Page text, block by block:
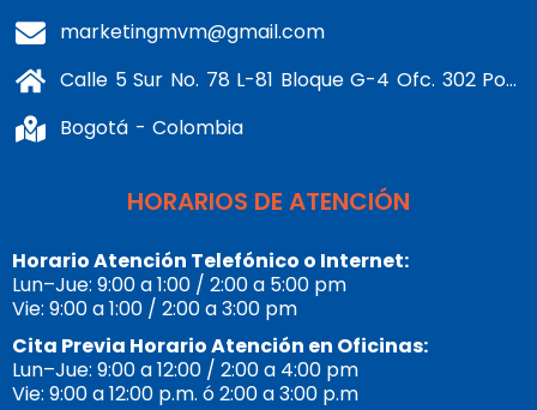
marketingmvm@gmail.com
Calle 5 Sur No. 78 L-81 Bloque G-4 Ofc. 302 Portería 1 Banderas - Kennedy
Bogotá - Colombia
HORARIOS DE ATENCIÓN
Horario Atención Telefónico o Internet:
Lun–Jue: 9:00 a 1:00 / 2:00 a 5:00 pm
Vie: 9:00 a 1:00 / 2:00 a 3:00 pm
Cita Previa Horario Atención en Oficinas:
Lun–Jue: 9:00 a 12:00 / 2:00 a 4:00 pm
Vie: 9:00 a 12:00 p.m. ó 2:00 a 3:00 p.m